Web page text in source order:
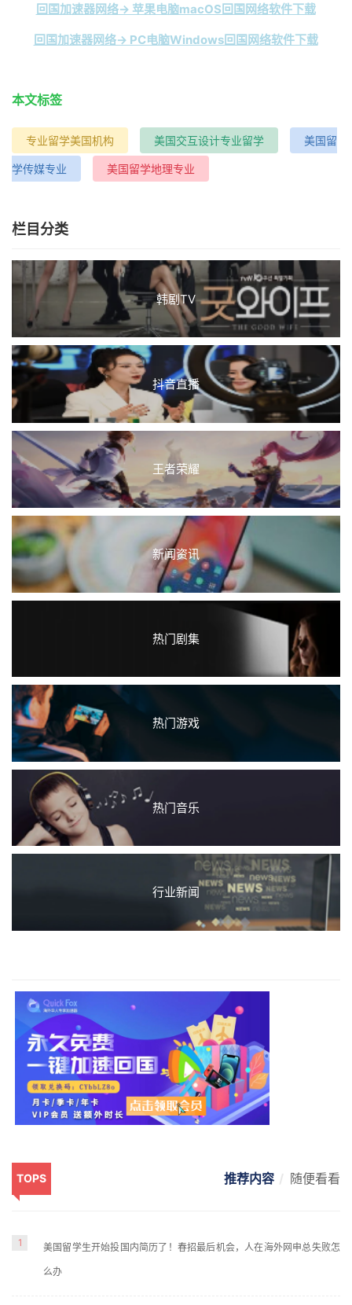
回国加速器网络→ 苹果电脑macOS回国网络软件下载
回国加速器网络→ PC电脑Windows回国网络软件下载
本文标签
专业留学美国机构 美国交互设计专业留学 美国留
学传媒专业 美国留学地理专业
栏目分类
韩剧TV
抖音直播
王者荣耀
新闻资讯
热门剧集
热门游戏
热门音乐
行业新闻
TOPS 推荐内容 随便看看
1 美国留学生开始投国内简历了！春招最后机会，人在海外网申总失败怎
么办